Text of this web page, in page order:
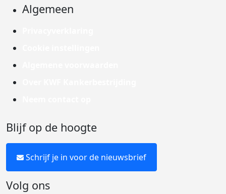
Algemeen
Blijf op de hoogte
Schrijf je in voor de nieuwsbrief
Volg ons